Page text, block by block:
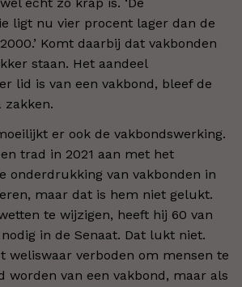
ligt nu vier procent lager dan de
Komt daarbij dat vakbonden
staan. Het aandeel
lid is van een vakbond, bleef de
zakken.
er ook de vakbondswerking.
trad in 2021 aan met het
onderdrukking van vakbonden in
maar dat is hem niet gelukt.
te wijzigen, heeft hij 60 van
in de Senaat. Dat lukt niet.
weliswaar verboden om mensen te
worden van een vakbond, maar als